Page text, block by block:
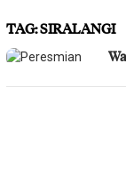
TAG:SIRALANGI